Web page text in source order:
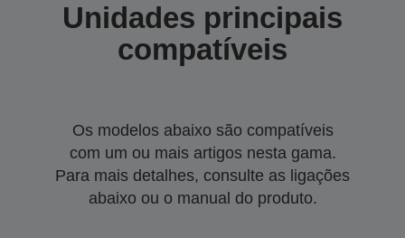
Unidades principais
compatíveis
Os modelos abaixo são compatíveis
com um ou mais artigos nesta gama.
Para mais detalhes, consulte as ligações
abaixo ou o manual do produto.